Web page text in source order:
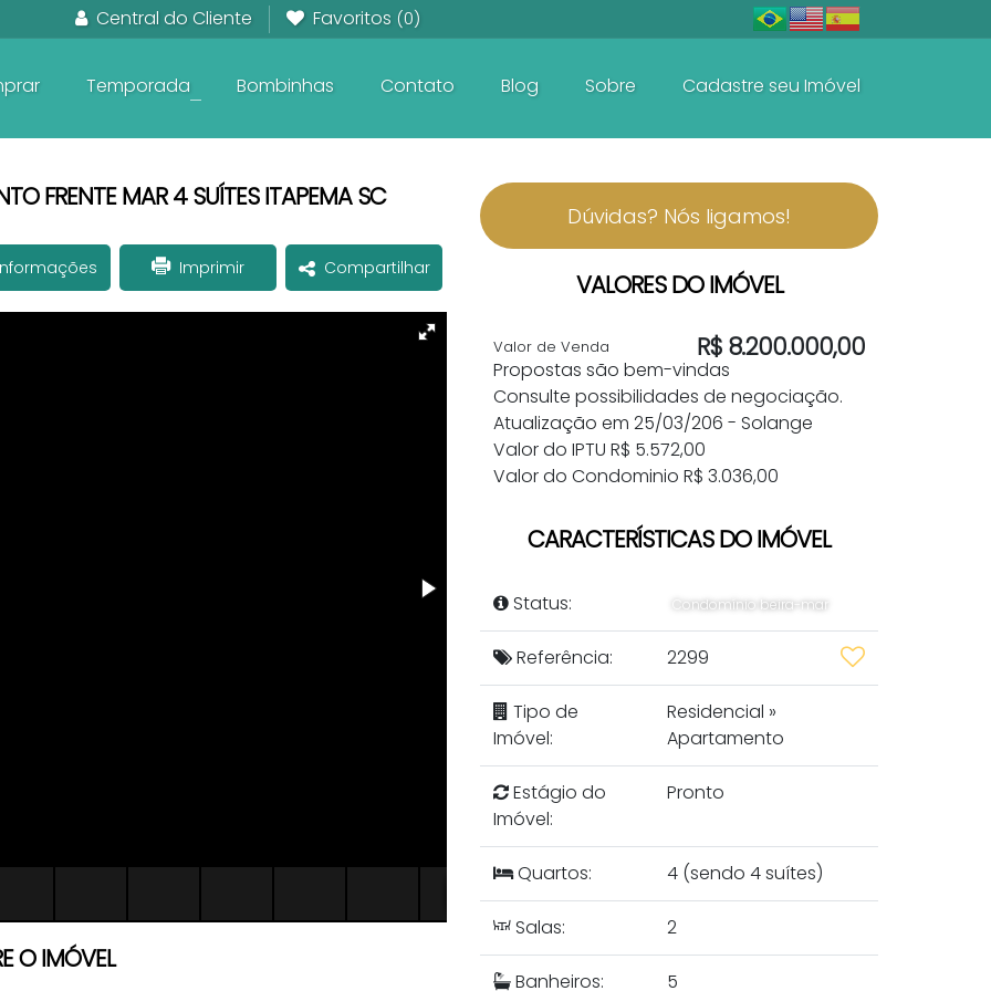
Central do Cliente Favoritos (0)
Cadastre seu Imóvel
Sobre
Blog
Contato
Bombinhas
Temporada
FRENTE MAR 4 SUÍTES ITAPEMA SC
Imprimir Compartilhar
O IMÓVEL
Dúvidas? Nós ligamos!
VALORES DO IMÓVEL
R$ 8.200.000,00
Valor de Venda
Propostas são bem-vindas
Consulte possibilidades de negociação.
Atualização em 25/03/206 - Solange
Valor do IPTU R$ 5.572,00
Valor do Condominio R$ 3.036,00
CARACTERÍSTICAS DO IMÓVEL
Status: Condomínio beira-mar
Referência: 2299
Tipo de
Imóvel:
Residencial »
Apartamento
Estágio do
Imóvel:
Pronto
Quartos: 4 (sendo 4 suítes)
Salas: 2
Banheiros: 5